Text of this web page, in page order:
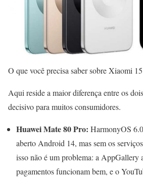
O que você precisa saber sobre Xiaomi
Aqui reside a maior diferença entre os
decisivo para muitos consumidores.
Huawei Mate 80 Pro: HarmonyOS
aberto Android 14, mas sem os
isso não é um problema: a AppGallery
pagamentos funcionam bem, e o